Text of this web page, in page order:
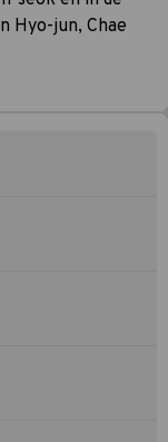
Hyo-jun, Chae